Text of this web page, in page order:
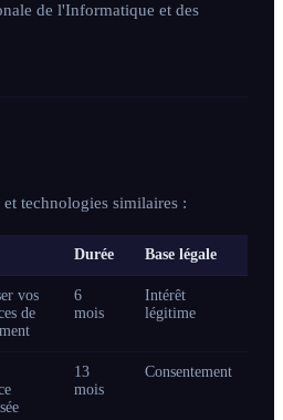
de l'Informatique et des
technologies similaires :
Durée Base légale
vos
de
6
mois
Intérêt
légitime
13
mois
Consentement